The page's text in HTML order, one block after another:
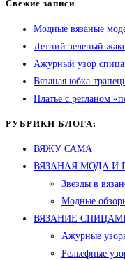
Свежие записи
Модные вязаные
Летний зеленый
Ажурный узор
Вязаная юбка-
Платье с регланом
РУБРИКИ БЛОГА:
ВЯЖУ САМА
ВЯЗАНАЯ МОДА И
Звезды в
Модные
ВЯЗАНИЕ
Ажурные
Рельефные